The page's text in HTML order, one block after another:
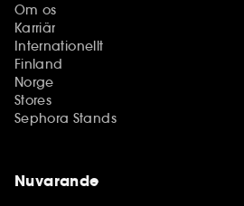
Om os
Karriär
Internationellt
Finland
Norge
Stores
Sephora Stands
Nuvarande